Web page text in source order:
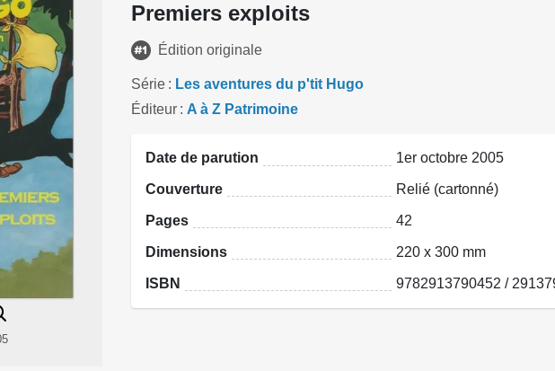
Premiers exploits
Édition originale
Série
Les aventures du p'tit Hugo
Éditeur
A à Z Patrimoine
Date de parution 1er octobre 2005
Couverture Relié (cartonné)
Pages 42
Dimensions 220 x 300 mm
ISBN 9782913790452 /